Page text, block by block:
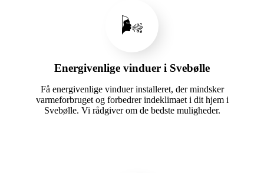
🌬️
Energivenlige vinduer i Svebølle
Få energivenlige vinduer installeret, der mindsker
varmeforbruget og forbedrer indeklimaet i dit hjem i
Svebølle. Vi rådgiver om de bedste muligheder.